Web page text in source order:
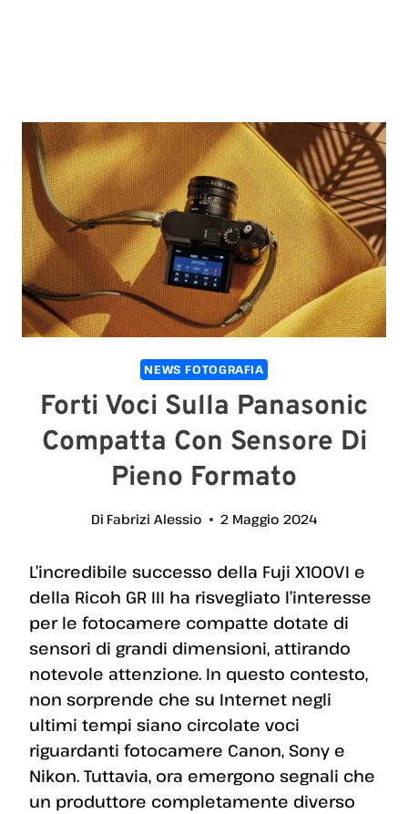
NEWS FOTOGRAFIA
Forti Voci Sulla Panasonic
Compatta Con Sensore Di
Pieno Formato
Di Fabrizi Alessio 2 Maggio 2024
L’incredibile successo della Fuji X100VI e
della Ricoh GR III ha risvegliato l’interesse
per le fotocamere compatte dotate di
sensori di grandi dimensioni, attirando
notevole attenzione. In questo contesto,
non sorprende che su Internet negli
ultimi tempi siano circolate voci
riguardanti fotocamere Canon, Sony e
Nikon. Tuttavia, ora emergono segnali che
un produttore completamente diverso